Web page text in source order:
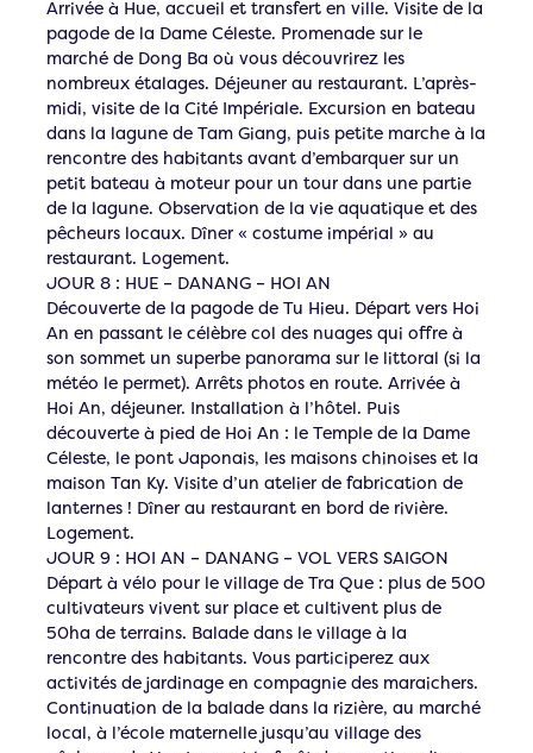
Arrivée à Hue, accueil et transfert en ville. Visite de la
pagode de la Dame Céleste. Promenade sur le
marché de Dong Ba où vous découvrirez les
nombreux étalages. Déjeuner au restaurant. L’après-
midi, visite de la Cité Impériale. Excursion en bateau
dans la lagune de Tam Giang, puis petite marche à la
rencontre des habitants avant d’embarquer sur un
petit bateau à moteur pour un tour dans une partie
de la lagune. Observation de la vie aquatique et des
pêcheurs locaux. Dîner « costume impérial » au
restaurant. Logement.
JOUR 8 : HUE – DANANG – HOI AN
Découverte de la pagode de Tu Hieu. Départ vers Hoi
An en passant le célèbre col des nuages qui offre à
son sommet un superbe panorama sur le littoral (si la
météo le permet). Arrêts photos en route. Arrivée à
Hoi An, déjeuner. Installation à l’hôtel. Puis
découverte à pied de Hoi An : le Temple de la Dame
Céleste, le pont Japonais, les maisons chinoises et la
maison Tan Ky. Visite d’un atelier de fabrication de
lanternes ! Dîner au restaurant en bord de rivière.
Logement.
JOUR 9 : HOI AN – DANANG – VOL VERS SAIGON
Départ à vélo pour le village de Tra Que : plus de 500
cultivateurs vivent sur place et cultivent plus de
50ha de terrains. Balade dans le village à la
rencontre des habitants. Vous participerez aux
activités de jardinage en compagnie des maraichers.
Continuation de la balade dans la rizière, au marché
local, à l’école maternelle jusqu’au village des